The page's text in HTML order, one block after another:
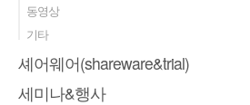
동영상
기타
셰어웨어(shareware&trial)
세미나&행사